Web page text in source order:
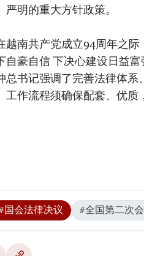
明的重大方针政策。
越南共产党成立94周年之
自豪自信 下决心建设日益
总书记强调了完善法律体
工作流程须确保配套、优
国会法律决议 #全国第二次